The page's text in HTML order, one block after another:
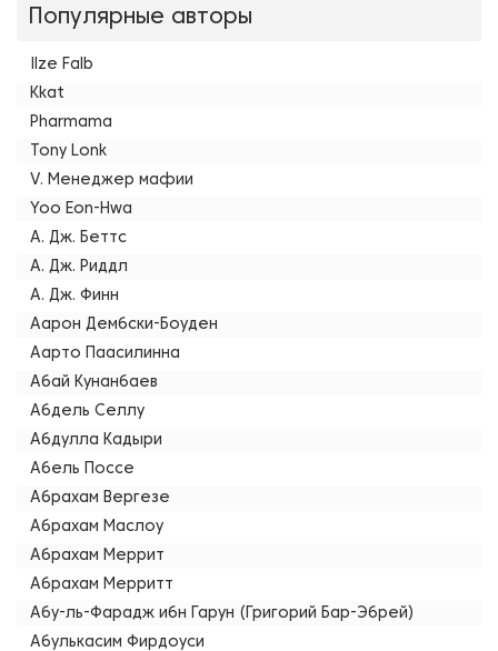
Популярные авторы
Ilze Falb
Kkat
Pharmama
Tony Lonk
V. Менеджер мафии
Yoo Eon-Hwa
А. Дж. Беттс
А. Дж. Риддл
А. Дж. Финн
Аарон Дембски-Боуден
Аарто Паасилинна
Абай Кунанбаев
Абдель Селлу
Абдулла Кадыри
Абель Поссе
Абрахам Вергезе
Абрахам Маслоу
Абрахам Меррит
Абрахам Мерритт
Абу-ль-Фарадж ибн Гарун (Григорий Бар-Эбрей)
Абулькасим Фирдоуси